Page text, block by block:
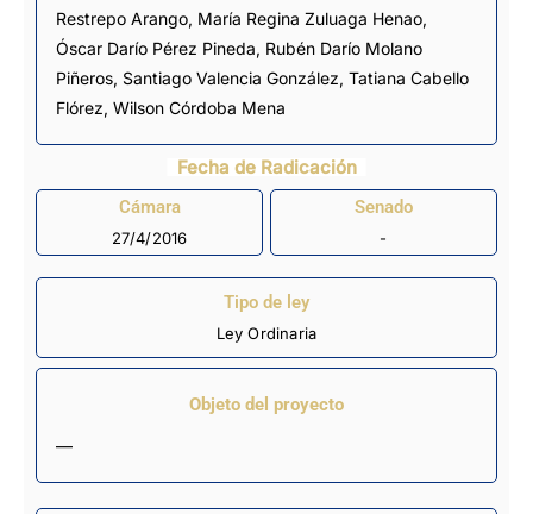
Restrepo Arango, María Regina Zuluaga Henao,
Óscar Darío Pérez Pineda, Rubén Darío Molano
Piñeros, Santiago Valencia González, Tatiana Cabello
Flórez, Wilson Córdoba Mena
Fecha de Radicación
Cámara
27/4/2016
Senado
-
Tipo de ley
Ley Ordinaria
Objeto del proyecto
—